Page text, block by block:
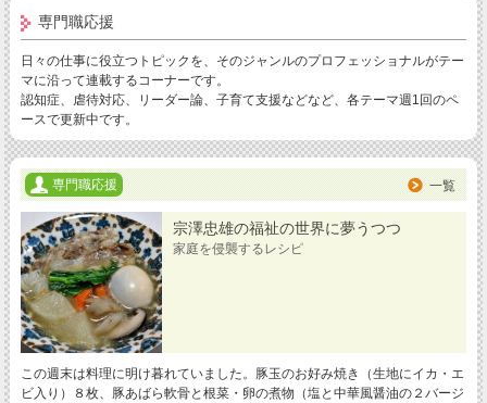
専門職応援
日々の仕事に役立つトピックを、そのジャンルのプロフェッショナルがテー
マに沿って連載するコーナーです。
認知症、虐待対応、リーダー論、子育て支援などなど、各テーマ週1回のペ
ースで更新中です。
専門職応援 一覧
宗澤忠雄の福祉の世界に夢うつつ
家庭を侵襲するレシピ
この週末は料理に明け暮れていました。豚玉のお好み焼き（生地にイカ・エ
ビ入り）８枚、豚あばら軟骨と根菜・卵の煮物（塩と中華風醤油の２バージ